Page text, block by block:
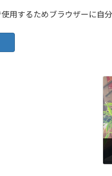
用するためブラウザーに自